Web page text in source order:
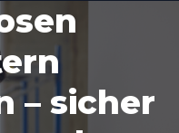
– sicher